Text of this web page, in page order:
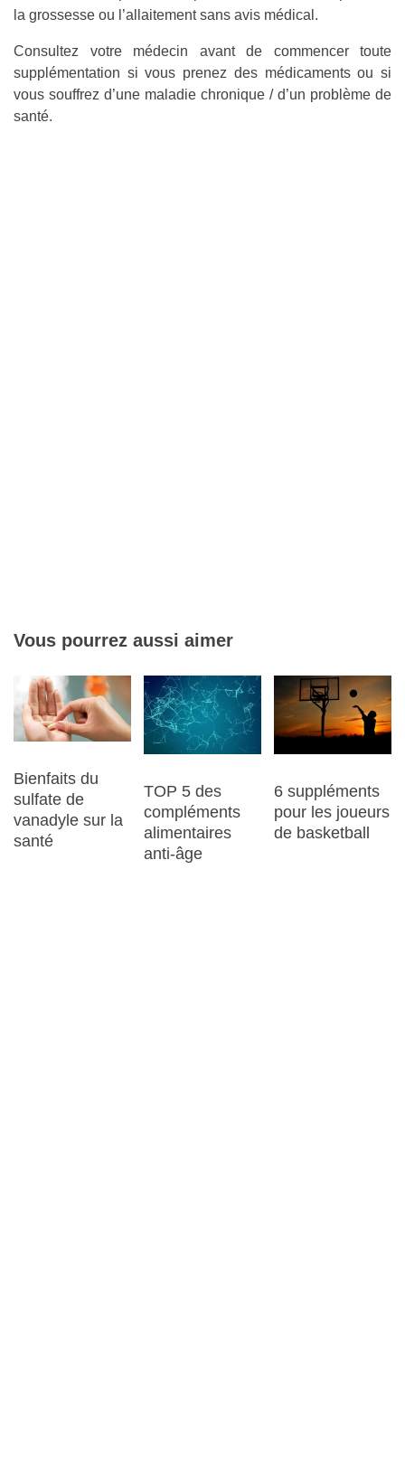
la grossesse ou l’allaitement sans avis médical.
Consultez votre médecin avant de commencer toute
supplémentation si vous prenez des médicaments ou si
vous souffrez d’une maladie chronique / d’un problème de
santé.
Vous pourrez aussi aimer
Bienfaits du
sulfate de
vanadyle sur la
santé
TOP 5 des
compléments
alimentaires
anti-âge
6 suppléments
pour les joueurs
de basketball